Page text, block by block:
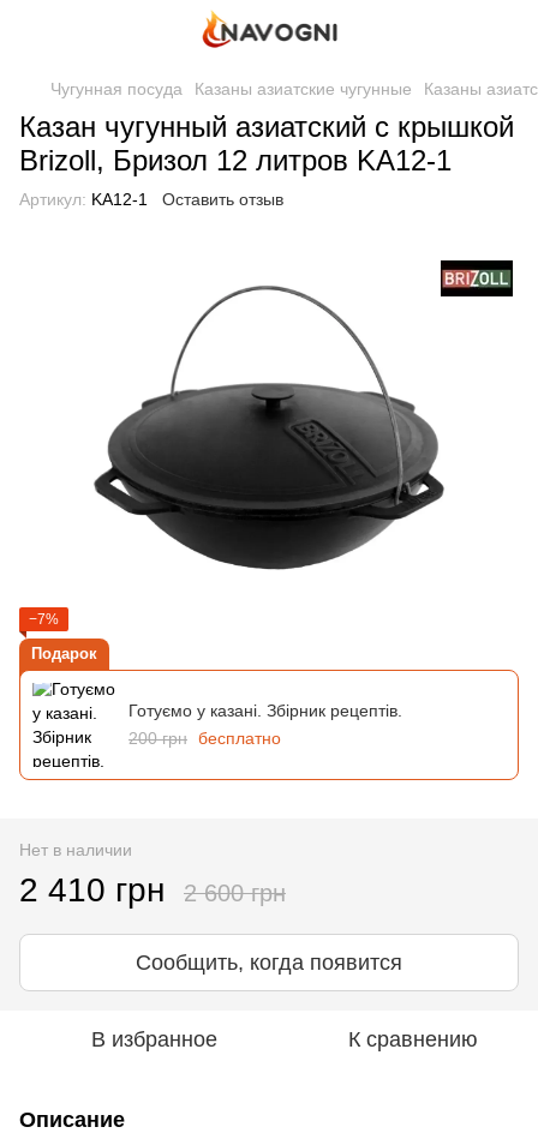
Чугунная посуда Казаны азиатские чугунные Казаны
Казан чугунный азиатский с крышкой
Brizoll, Бризол 12 литров KA12-1
Артикул: KA12-1 Оставить отзыв
−7%
Подарок
Готуємо у казані. Збірник рецептів.
200 грн бесплатно
Нет в наличии
2 410 грн 2 600 грн
Сообщить, когда появится
В избранное К сравнению
Описание